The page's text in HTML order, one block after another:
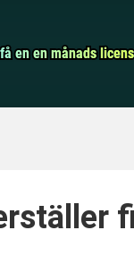
en en månads licens
en en månads licens
IPhone